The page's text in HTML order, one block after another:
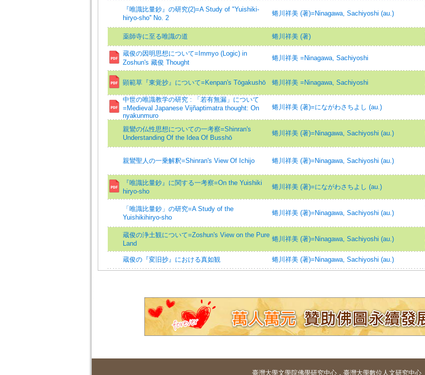
『唯識比量鈔』の研究(2)=A Study of "Yuishiki-
hiryo-sho'' No. 2
蜷川祥美 (著)=Ninagawa, Sachiyoshi (au.)
薬師寺に至る唯識の道 蜷川祥美 (著)
蔵俊の因明思想について=Immyo (Logic) in
Zoshun's 藏俊 Thought
蜷川祥美 =Ninagawa, Sachiyoshi
顕範草『東覚抄』について=Kenpan's Tōgakushō 蜷川祥美 =Ninagawa, Sachiyoshi
中世の唯識教学の研究 : 「若有無漏」について
=Medieval Japanese Vijñaptimatra thought: On
nyakunmuro
蜷川祥美 (著)=にながわさちよし (au.)
親鸞の仏性思想についての一考察=Shinran's
Understanding Of the Idea Of Busshō
蜷川祥美 (著)=Ninagawa, Sachiyoshi (au.)
親鸞聖人の一乗解釈=Shinran's View Of Ichijo 蜷川祥美 (著)=Ninagawa, Sachiyoshi (au.)
『唯識比量鈔』に関する一考察=On the Yuishiki
hiryo-sho
蜷川祥美 (著)=にながわさちよし (au.)
「唯識比量鈔」の研究=A Study of the
Yuishikihiryo-sho
蜷川祥美 (著)=Ninagawa, Sachiyoshi (au.)
蔵俊の浄土観について=Zoshun's View on the Pure
Land
蜷川祥美 (著)=Ninagawa, Sachiyoshi (au.)
蔵俊の『変旧抄』における真如観 蜷川祥美 (著)=Ninagawa, Sachiyoshi (au.)
臺灣大學文學院佛學研究中心 ． 臺灣大學數位人文研究中心